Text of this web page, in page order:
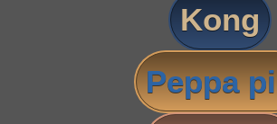
Kong
Peppa